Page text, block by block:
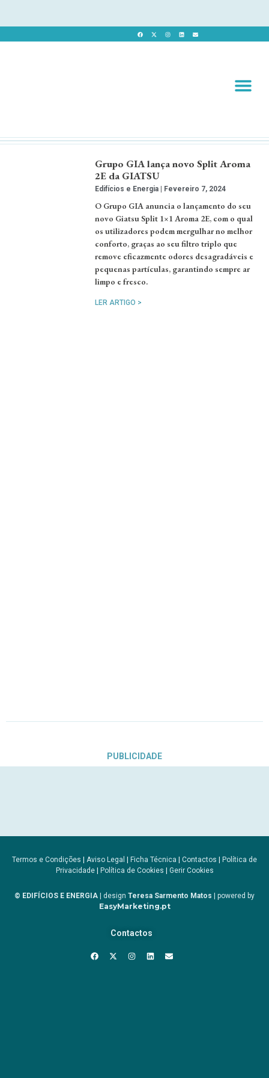
Grupo GIA lança novo Split Aroma
2E da GIATSU
Edifícios e Energia Fevereiro 7, 2024
O Grupo GIA anuncia o lançamento do seu
novo Giatsu Split 1×1 Aroma 2E, com o qual
os utilizadores podem mergulhar no melhor
conforto, graças ao seu filtro triplo que
remove eficazmente odores desagradáveis e
pequenas partículas, garantindo sempre ar
limpo e fresco.
LER ARTIGO >
PUBLICIDADE
Termos e Condições | Aviso Legal | Ficha Técnica | Contactos | Política de
Privacidade| Política de Cookies | Gerir Cookies
© EDIFÍCIOS E ENERGIA | design Teresa Sarmento Matos | powered by
EasyMarketing.pt
Contactos